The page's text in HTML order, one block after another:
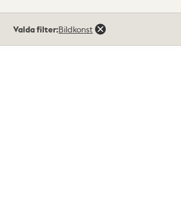
träffar
Valda filter:Bildkonst